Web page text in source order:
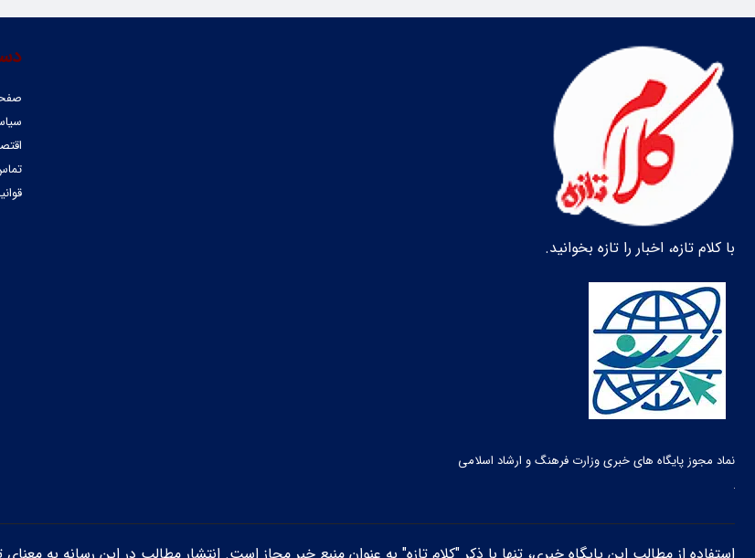
با کلام تازه، اخبار را تازه بخوانید.
نماد مجوز پایگاه های خبری وزارت فرهنگ و ارشاد اسلامی